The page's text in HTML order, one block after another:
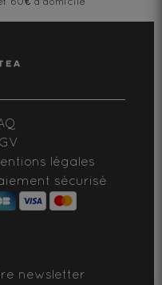
légales
sécurisé
newsletter